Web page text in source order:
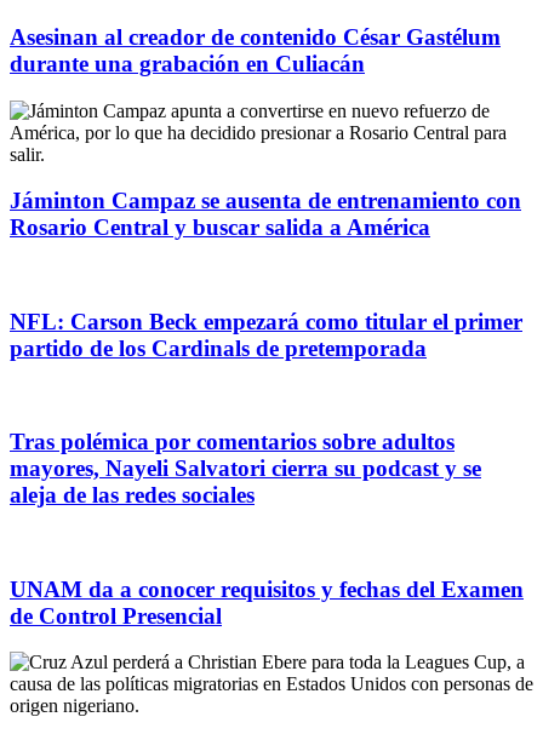
Asesinan al creador de contenido César Gastélum
durante una grabación en Culiacán
Jáminton Campaz se ausenta de entrenamiento con
Rosario Central y buscar salida a América
NFL: Carson Beck empezará como titular el primer
partido de los Cardinals de pretemporada
Tras polémica por comentarios sobre adultos
mayores, Nayeli Salvatori cierra su podcast y se
aleja de las redes sociales
UNAM da a conocer requisitos y fechas del Examen
de Control Presencial